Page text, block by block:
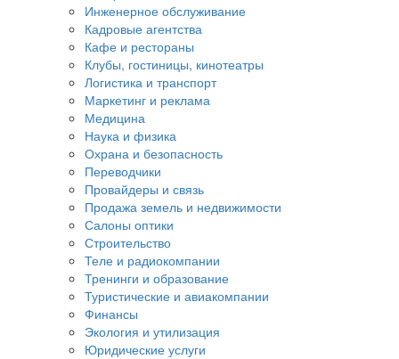
Инженерное обслуживание
Кадровые агентства
Кафе и рестораны
Клубы, гостиницы, кинотеатры
Логистика и транспорт
Маркетинг и реклама
Медицина
Наука и физика
Охрана и безопасность
Переводчики
Провайдеры и связь
Продажа земель и недвижимости
Салоны оптики
Строительство
Теле и радиокомпании
Тренинги и образование
Туристические и авиакомпании
Финансы
Экология и утилизация
Юридические услуги